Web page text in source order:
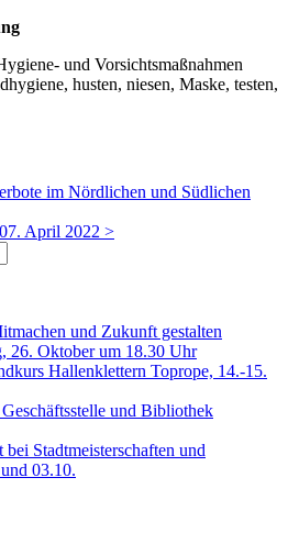
und Vorsichtsmaßnahmen
husten, niesen, Maske, testen,
im Nördlichen und Südlichen
April 2022 >
und Zukunft gestalten
26. Oktober um 18.30 Uhr
Hallenklettern Toprope, 14.-15.
und Bibliothek
Stadtmeisterschaften und
03.10.